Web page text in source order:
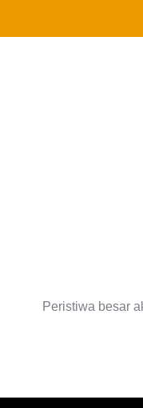
Peristiwa besar